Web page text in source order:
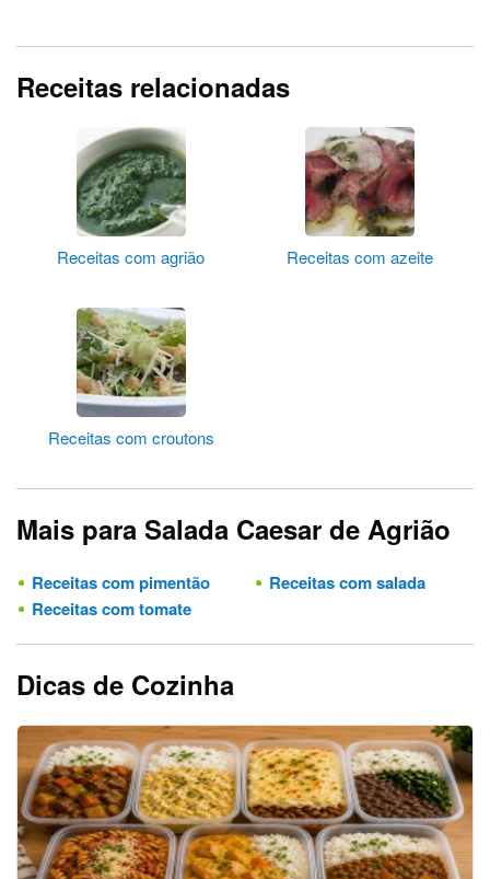
Receitas relacionadas
Receitas com agrião Receitas com azeite
Receitas com croutons
Mais para Salada Caesar de Agrião
Receitas com pimentão
Receitas com salada
Receitas com tomate
Dicas de Cozinha